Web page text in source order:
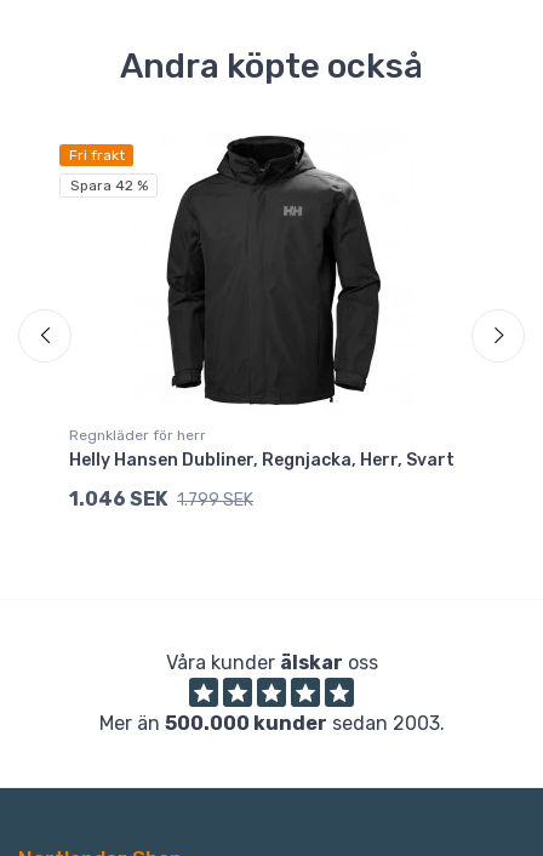
Andra köpte också
Fri frakt
Spara 42 %
Regnkläder för herr
Helly Hansen Dubliner, Regnjacka, Herr, Svart
1.046 SEK 1.799 SEK
Våra kunder älskar oss
Mer än 500.000 kunder sedan 2003.